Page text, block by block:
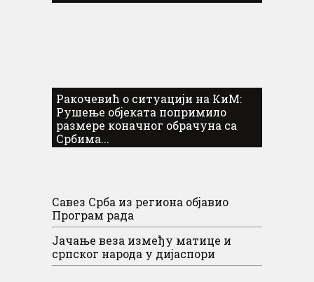
Ракочевић о ситуацији на КиМ:
Рушење објеката попримило
размере коначног обрачуна са
Србима...
Савез Срба из региона објавио
Програм рада
Јачање веза између матице и
српског народа у дијаспори